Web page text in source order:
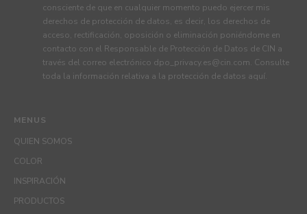
MENUS
QUIEN SOMOS
COLOR
INSPIRACIÓN
PRODUCTOS
consciente de que en cualquier momento puedo ejercer mis
derechos de protección de datos, es decir, los derechos de
acceso, rectificación, oposición o eliminación poniéndome en
contacto con el Responsable de Protección de Datos de CIN a
través del correo electrónico dpo_privacy.es@cin.com. Consulte
toda la información relativa a la protección de datos aquí.